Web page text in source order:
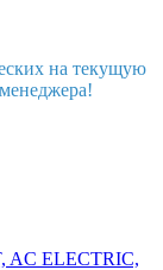
на текущую
AC ELECTRIC,